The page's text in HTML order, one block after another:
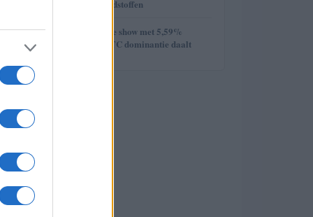
week van de grondstoffen
5 Ethereum steelt de show met 5,59%
stijging terwijl BTC dominantie daalt